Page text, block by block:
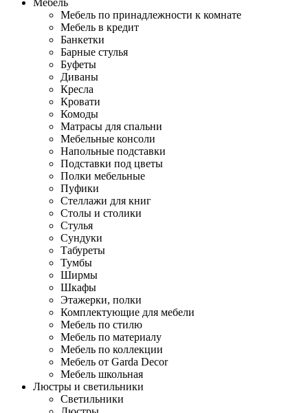
Мебель
Мебель по принадлежности к комнате
Мебель в кредит
Банкетки
Барные стулья
Буфеты
Диваны
Кресла
Кровати
Комоды
Матрасы для спальни
Мебельные консоли
Напольные подставки
Подставки под цветы
Полки мебельные
Пуфики
Стеллажи для книг
Столы и столики
Стулья
Сундуки
Табуреты
Тумбы
Ширмы
Шкафы
Этажерки, полки
Комплектующие для мебели
Мебель по стилю
Мебель по материалу
Мебель по коллекции
Мебель от Garda Decor
Мебель школьная
Люстры и светильники
Светильники